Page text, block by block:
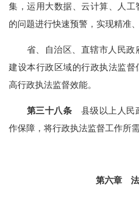
集，运用大数据、云计算、人
的问题进行快速预警，实现精准
省、自治区、直辖市人民
建设本行政区域的行政执法监
高行政执法监督效能。
第三十八条 县级以上人民
作保障，将行政执法监督工作所
第六章